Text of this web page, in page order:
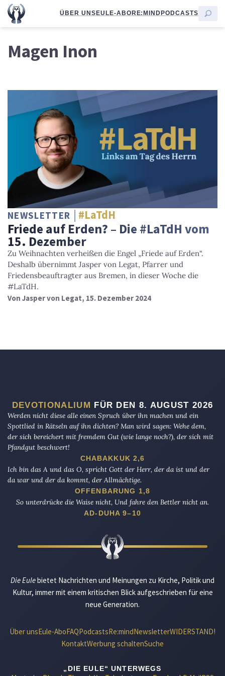
ÜBER UNSEULE-ABORE:MINDPODCASTS
Magen Inon
NEWSLETTER #LaTdH
Friede auf Erden? – Die #LaTdH vom
15. Dezember
Zu Weihnachten verheißen die Engel „Friede auf Erden“.
Deshalb übernimmt Jasper von Legat, Pfarrer und
Friedensbeauftragter aus Bremen, in dieser Woche die
#LaTdH.
Von Jasper von Legat, 15. Dezember 2024
DEVOTIONALIUM FÜR DEN 8. AUGUST 2026
Werden nicht diese alle einen Spruch über ihn machen und ein
Spottlied in Rätseln auf ihn dichten? Man wird sagen: Wehe dem,
der sich bereichert mit fremdem Gut (wie lange noch?), der sich mit
Pfandgut beschwert!
CHABAKKUK 2,6
Ich bin das A und das O, spricht Gott der Herr, der da ist und der
da war und der da kommt, der Allmächtige.
OFFENBARUNG 1,8
So unterdrücke die Waise nicht, Und fahre den Bettler nicht an.
AD-DUHA 9–10
Die Eulebietet Nachrichten und Meinungen zu Kirche, Politik und
Kultur, immer mit einem kritischen Blick aufgeschrieben für eine
neue Generation.
Über unsEule-AboFAQPodcastsRe:mindNewsletterWIDERSTAND!
KontaktWerbung schaltenSuche
„DIE EULE“ UNTERWEGS